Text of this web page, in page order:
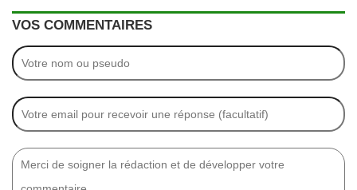
VOS COMMENTAIRES